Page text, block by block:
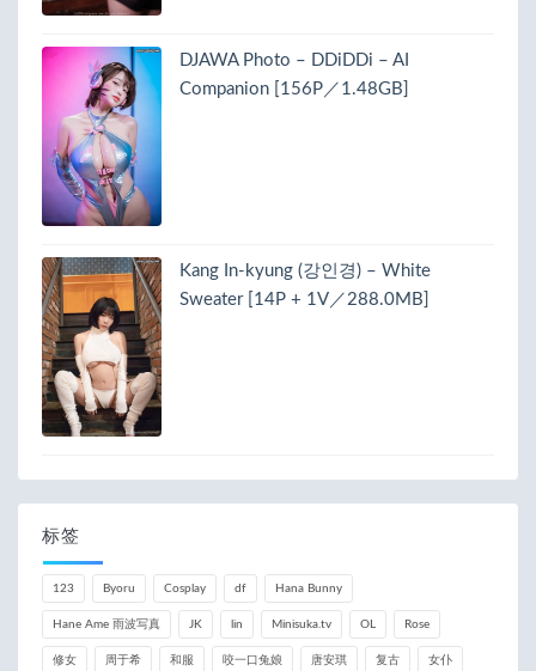
DJAWA Photo – DDiDDi – AI
Companion [156P／1.48GB]
Kang In-kyung (강인경) – White
Sweater [14P + 1V／288.0MB]
标签
123 Byoru Cosplay df Hana Bunny
Hane Ame 雨波写真 JK lin Minisuka.tv OL Rose
修女 周于希 和服 咬一口兔娘 唐安琪 复古 女仆